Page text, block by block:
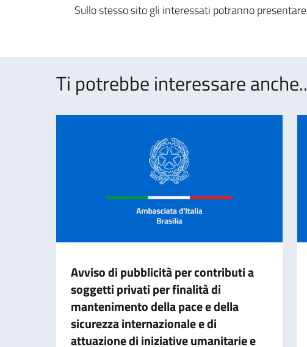
Sullo stesso sito gli interessati potranno
Ti potrebbe interessare anche..
Avviso di pubblicità per contributi a
soggetti privati per finalità di
mantenimento della pace e della
sicurezza internazionale e di
attuazione di iniziative umanitarie e